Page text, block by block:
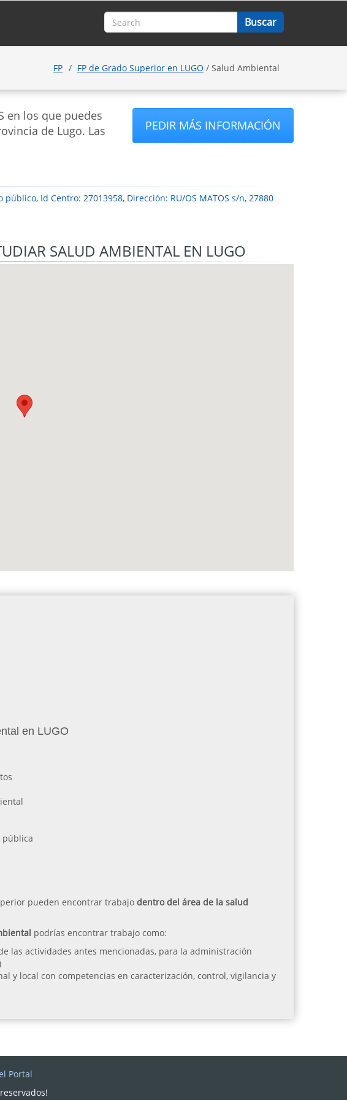
FP FP de Grado Superior en LUGO / Salud Ambiental
en los que puedes
de Lugo. Las
PEDIR MÁS INFORMACIÓN
público, Id Centro: 27013958, Dirección: RU/OS MATOS s/n, 27880
SALUD AMBIENTAL EN LUGO
en LUGO
pública
pueden encontrar trabajo dentro del área de la salud
podrías encontrar trabajo como:
las actividades antes mencionadas, para la administración
y local con competencias en caracterización, control, vigilancia y
Portal